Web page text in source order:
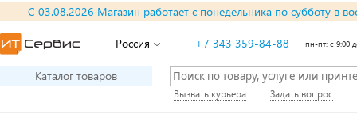
С 03.08.2026 Магазин работает с понедельника по субботу в
Россия +7 343 359-84-88 пн-пт: с 9:00
Каталог товаров
Вызвать курьера Задать вопрос